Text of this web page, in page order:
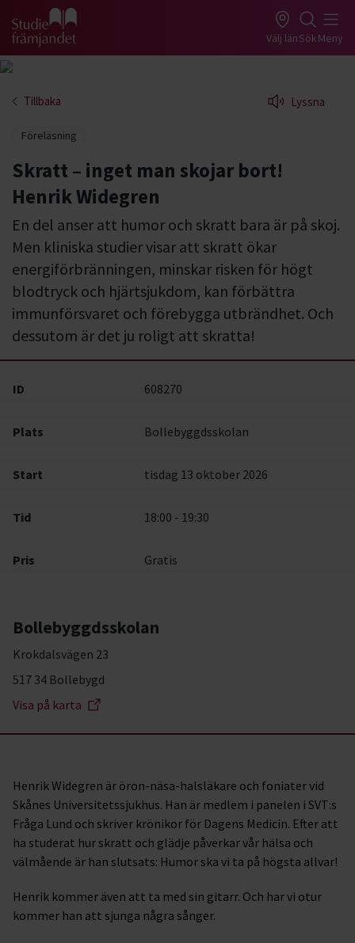
Gå till studiefrämjandets startsida Välj länSökMeny
Tillbaka Lyssna
Föreläsning
Skratt – inget man skojar bort!
Henrik Widegren
En del anser att humor och skratt bara är på skoj.
Men kliniska studier visar att skratt ökar
energiförbränningen, minskar risken för högt
blodtryck och hjärtsjukdom, kan förbättra
immunförsvaret och förebygga utbrändhet. Och
dessutom är det ju roligt att skratta!
ID 608270
Plats Bollebyggdsskolan
Start tisdag 13 oktober 2026
Tid 18:00 - 19:30
Pris Gratis
Bollebyggdsskolan
Krokdalsvägen 23
517 34 Bollebygd
Visa på karta
Henrik Widegren är öron-näsa-halsläkare och foniater vid
Skånes Universitetssjukhus. Han är medlem i panelen i SVT:s
Fråga Lund och skriver krönikor för Dagens Medicin. Efter att
ha studerat hur skratt och glädje påverkar vår hälsa och
välmående är han slutsats: Humor ska vi ta på högsta allvar!
Henrik kommer även att ta med sin gitarr. Och har vi otur
kommer han att sjunga några sånger.